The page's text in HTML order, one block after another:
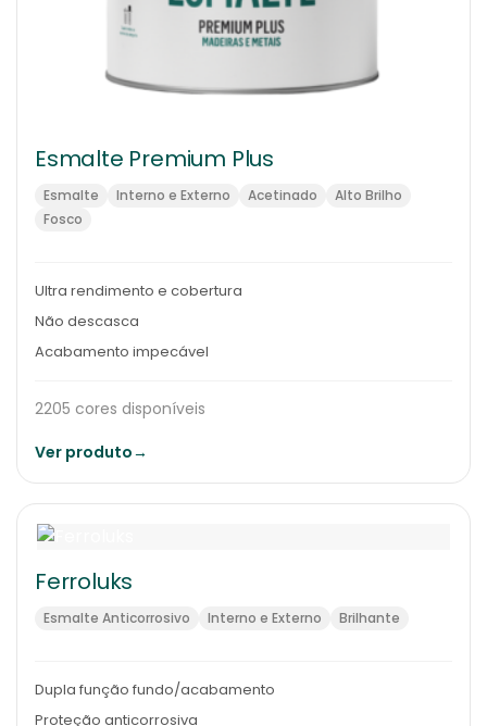
Esmalte Premium Plus
Esmalte Interno e Externo Acetinado
Alto Brilho
Fosco
Ultra rendimento e cobertura
Não descasca
Acabamento impecável
2205 cores disponíveis
Ver produto→
Ferroluks
Esmalte Anticorrosivo Interno e Externo Brilhante
Dupla função fundo/acabamento
Proteção anticorrosiva